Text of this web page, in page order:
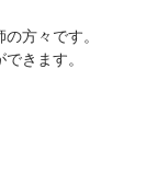
方々です。
きます。